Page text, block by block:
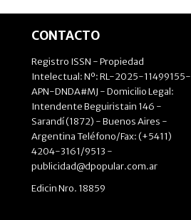
CONTACTO
Registro ISSN - Propiedad
Intelectual: Nº: RL-2025-11499155-
APN-DNDA#MJ - Domicilio Legal:
Intendente Beguiristain 146 -
Sarandí (1872) - Buenos Aires -
Argentina Teléfono/Fax: (+5411)
4204-3161/9513 -
publicidad@dpopular.com.ar
Edicin Nro. 18859